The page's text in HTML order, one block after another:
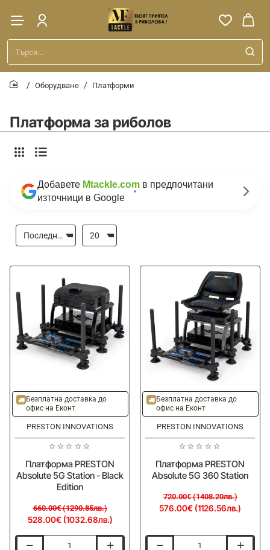
Търси...
Платформа за риболов
Оборудване Платформи
Добавете Mtackle.com в предпочитани
източници в Google
Ново
-20%
Безплатна доставка до
офис на Еконт
PRESTON INNOVATIONS
Платформа PRESTON
Absolute 5G Station - Black
Edition
528.00€ (1032.68лв.)
660.00€ (1290.85лв.)
Ново
-20%
Безплатна доставка до
офис на Еконт
PRESTON INNOVATIONS
Платформа PRESTON
Absolute 5G 360 Station
576.00€ (1126.56лв.)
720.00€ (1408.20лв.)